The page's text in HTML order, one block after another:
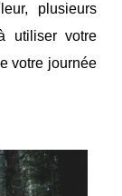
plusieurs
utiliser votre
votre journée